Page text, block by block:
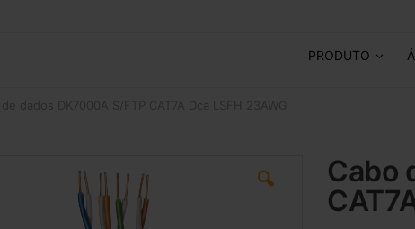
PRODUTO
Cabo